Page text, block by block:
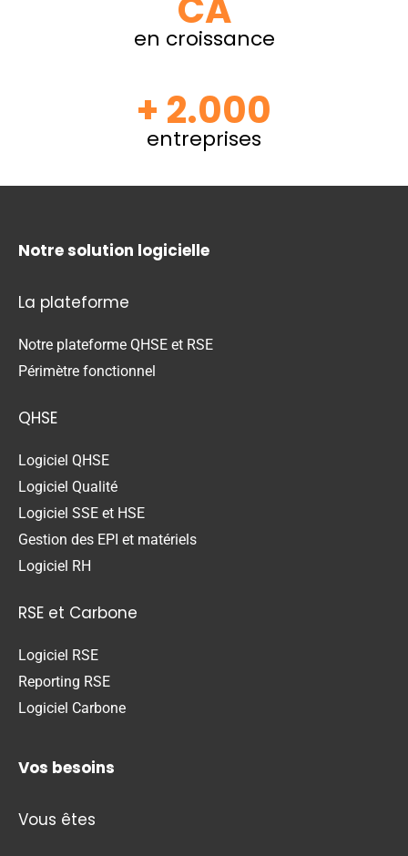
CA
en croissance
+ 2.000
entreprises
Notre solution logicielle
La plateforme
Notre plateforme QHSE et RSE
Périmètre fonctionnel
QHSE
Logiciel QHSE
Logiciel Qualité
Logiciel SSE et HSE
Gestion des EPI et matériels
Logiciel RH
RSE et Carbone
Logiciel RSE
Reporting RSE
Logiciel Carbone
Vos besoins
Vous êtes